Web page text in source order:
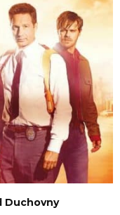
Duchovny